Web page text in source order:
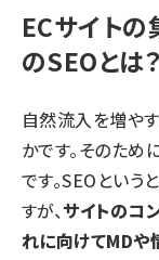
ECサイト
のSEOとは？
自然流入を増や
かです。そのため
です。SEOという
すが、サイトのコ
れに向けてMDや